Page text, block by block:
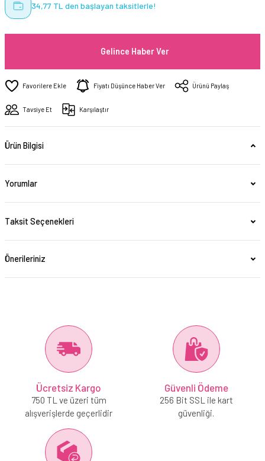
34,77 TL den başlayan taksitlerle!
Gelince Haber Ver
Fiyatı Düşünce Haber Ver Ürünü Paylaş
Tavsiye Et Karşılaştır
Ürün Bilgisi
Yorumlar
Taksit Seçenekleri
Önerileriniz
Ücretsiz Kargo
750 TL ve üzeri tüm
alışverişlerde geçerlidir
Güvenli Ödeme
256 Bit SSL ile kart
güvenliği.